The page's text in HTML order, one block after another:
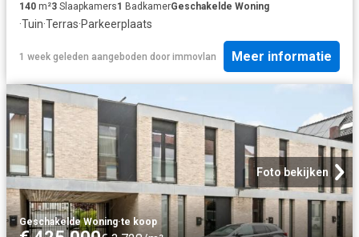
140 m²3 Slaapkamers1 BadkamerGeschakelde Woning
·Tuin·Terras·Parkeerplaats
1 week geleden aangeboden door immovlan Meer informatie
Foto bekijken
Geschakelde Woning·te koop